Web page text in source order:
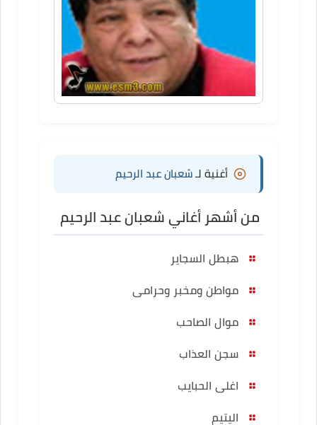
أغنية لـ شعبان عبد الرحيم
من أشهر أغاني شعبان عبد الرحيم
هبطل السجاير
مواطن ومخبر وحرامى
موال الصاحب
سجن العذاب
اغلى الحبايب
اليتيم